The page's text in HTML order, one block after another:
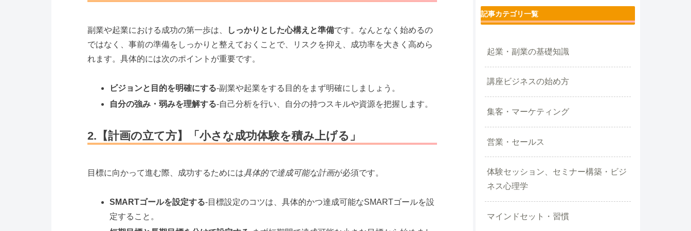
副業や起業における成功の第一歩は、 しっかりとした心構えと準備です。なんとなく始めるの
ではなく、事前の準備をしっかりと整えておくことで、リスクを抑え、成功率を大きく高めら
れます。具体的には次のポイントが重要です。
ビジョンと目的を明確にする-副業や起業をする目的をまず明確にしましょう。
自分の強み・弱みを理解する-自己分析を行い、自分の持つスキルや資源を把握します。
2.【計画の立て方】「小さな成功体験を積み上げる」
目標に向かって進む際、成功するためには具体的で達成可能な計画が必須です。
SMARTゴールを設定する-目標設定のコツは、具体的かつ達成可能なSMARTゴールを設
定すること。
記事カテゴリ一覧
起業・副業の基礎知識
講座ビジネスの始め方
集客・マーケティング
営業・セールス
体験セッション、セミナー構築・ビジ
ネス心理学
マインドセット・習慣